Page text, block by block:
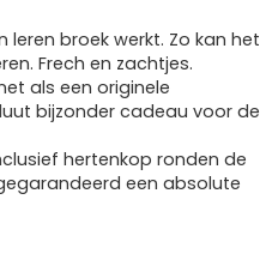
broek werkt. Zo kan het
Frech en zachtjes.
als een originele
bijzonder cadeau voor de
hertenkop ronden de
een absolute